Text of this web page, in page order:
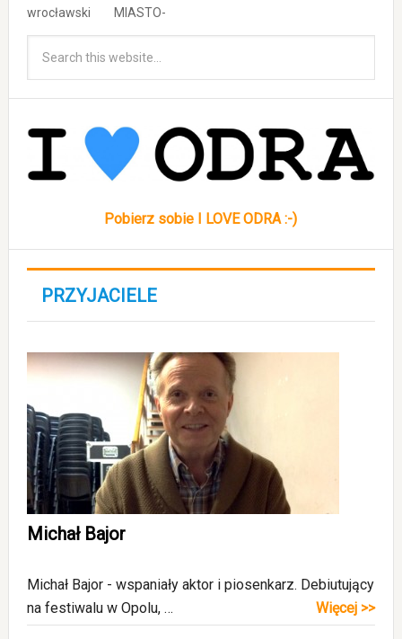
wrocławski
ch szkołach
przedszkol
ach
cz
MIASTO-
WODA-
JAKOŚĆ
ŻYCIA
Pobierz sobie I LOVE ODRA :-)
PRZYJACIELE
Michał Bajor
Michał Bajor - wspaniały aktor i piosenkarz. Debiutujący
na festiwalu w Opolu, …
Więcej >>